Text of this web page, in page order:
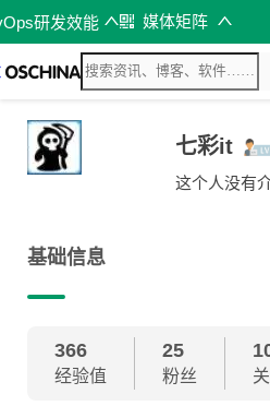
研发效能 媒体矩阵
七彩it
这个人没有介
基础信息
366
经验值
25
粉丝